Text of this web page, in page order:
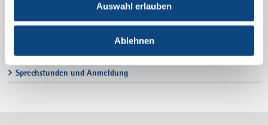
Auswahl erlauben
Ablehnen
0201 434-41800
Telefax0201 434-2389
Sprechstunden und Anmeldung